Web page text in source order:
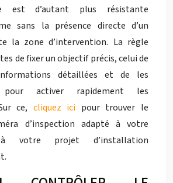
est d’autant plus résistante
sans la présence directe d’un
la zone d’intervention. La règle
de fixer un objectif précis, celui de
détaillées et de les
pour activer rapidement les
ce, cliquez ici pour trouver le
d’inspection adapté à votre
votre projet d’installation